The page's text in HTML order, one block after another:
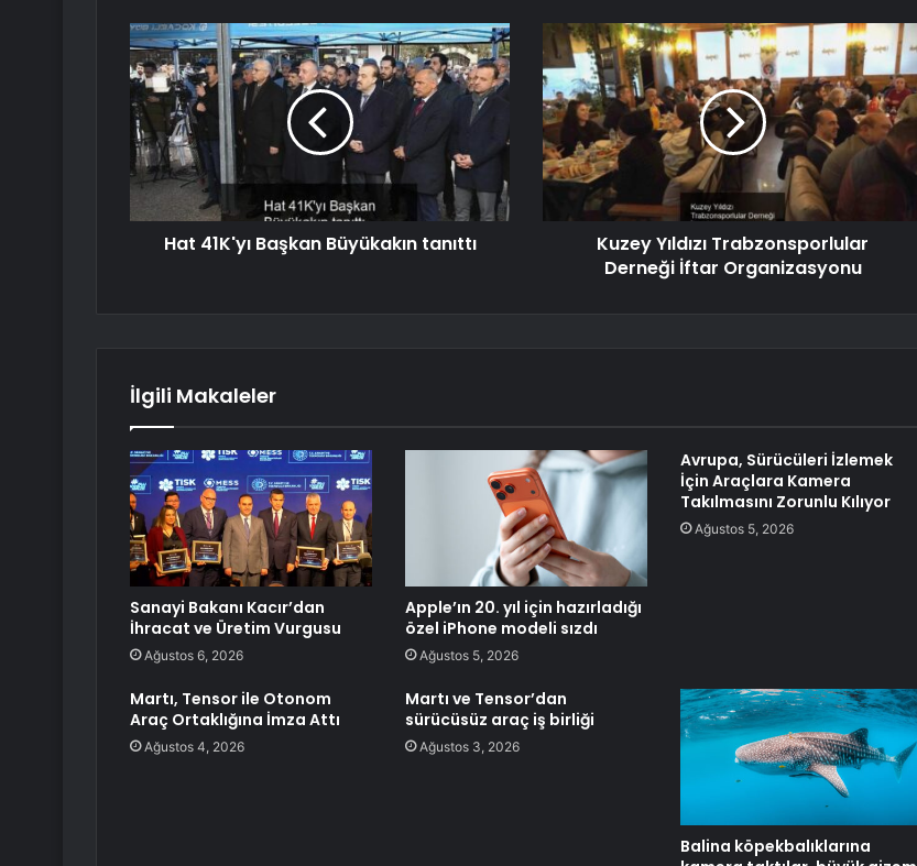
Hat 41K'yı Başkan Büyükakın tanıttı
Kuzey Yıldızı Trabzonsporlular
Derneği İftar Organizasyonu
İlgili Makaleler
Sanayi Bakanı Kacır’dan
İhracat ve Üretim Vurgusu
Ağustos 6, 2026
Apple’ın 20. yıl için hazırladığı
özel iPhone modeli sızdı
Ağustos 5, 2026
Avrupa, Sürücüleri İzlemek
İçin Araçlara Kamera
Takılmasını Zorunlu Kılıyor
Ağustos 5, 2026
Martı, Tensor ile Otonom
Araç Ortaklığına İmza Attı
Ağustos 4, 2026
Martı ve Tensor’dan
sürücüsüz araç iş birliği
Ağustos 3, 2026
Balina köpekbalıklarına